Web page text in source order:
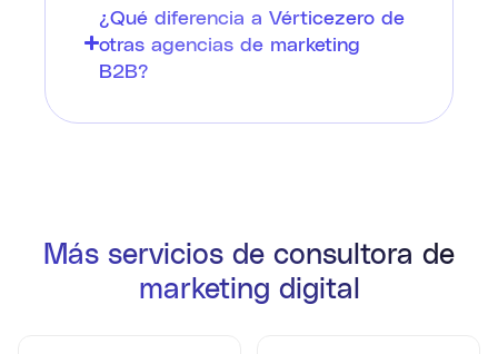
¿Qué diferencia a Vérticezero de
otras agencias de marketing
B2B?
Más servicios de consultora de
marketing digital